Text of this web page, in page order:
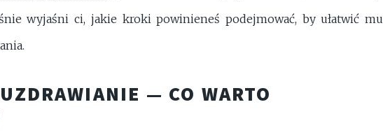
wyjaśni ci, jakie kroki powinieneś podejmować, by ułatwić mu
— CO WARTO